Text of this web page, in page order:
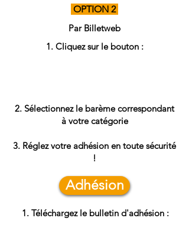
OPTION 2
Par Billetweb
Cliquez sur le bouton :
Sélectionnez le barème correspondant
à votre catégorie
Réglez votre adhésion en toute sécurité
!
Adhésion
Téléchargez le bulletin d'adhésion :